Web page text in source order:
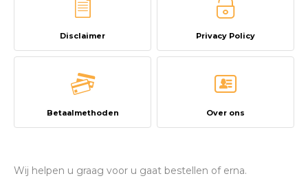
Disclaimer Privacy Policy
Betaalmethoden Over ons
Wij helpen u graag voor u gaat bestellen of erna.